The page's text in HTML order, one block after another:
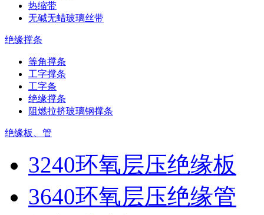
热缩带
无碱无蜡玻璃丝带
绝缘撑条
等角撑条
工字撑条
工字条
绝缘撑条
阻燃拉挤玻璃钢撑条
绝缘板、管
3240环氧层压绝缘板
3640环氧层压绝缘管